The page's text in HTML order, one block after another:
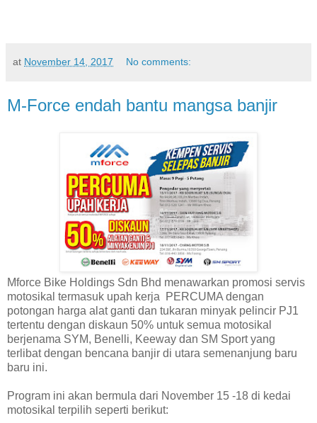
at November 14, 2017 No comments:
M-Force endah bantu mangsa banjir
Mforce Bike Holdings Sdn Bhd menawarkan promosi servis
motosikal termasuk upah kerja PERCUMA dengan
potongan harga alat ganti dan tukaran minyak pelincir PJ1
tertentu dengan diskaun 50% untuk semua motosikal
berjenama SYM, Benelli, Keeway dan SM Sport yang
terlibat dengan bencana banjir di utara semenanjung baru
baru ini.
Program ini akan bermula dari November 15 -18 di kedai
motosikal terpilih seperti berikut: